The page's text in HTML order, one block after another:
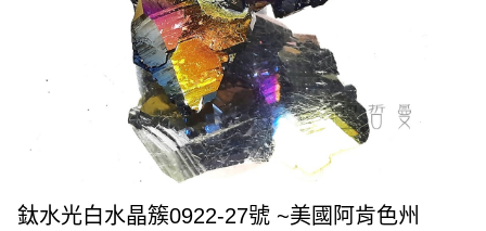
鈦水光白水晶簇0922-27號 ~美國阿肯色州